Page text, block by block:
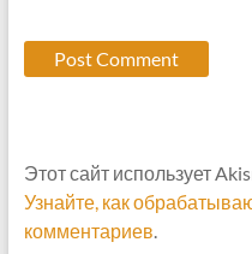
Этот сайт использует
Узнайте, как
комментариев.